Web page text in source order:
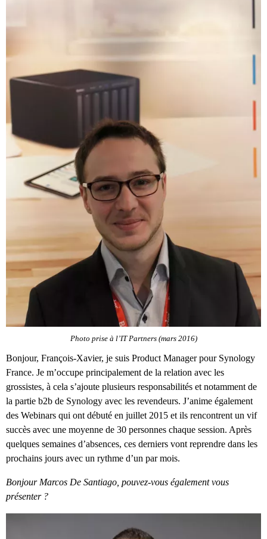
Photo prise à l’IT Partners (mars 2016)
Bonjour, François-Xavier, je suis Product Manager pour Synology
France. Je m’occupe principalement de la relation avec les
grossistes, à cela s’ajoute plusieurs responsabilités et notamment de
la partie b2b de Synology avec les revendeurs. J’anime également
des Webinars qui ont débuté en juillet 2015 et ils rencontrent un vif
succès avec une moyenne de 30 personnes chaque session. Après
quelques semaines d’absences, ces derniers vont reprendre dans les
prochains jours avec un rythme d’un par mois.
Bonjour Marcos De Santiago, pouvez-vous également vous
présenter ?